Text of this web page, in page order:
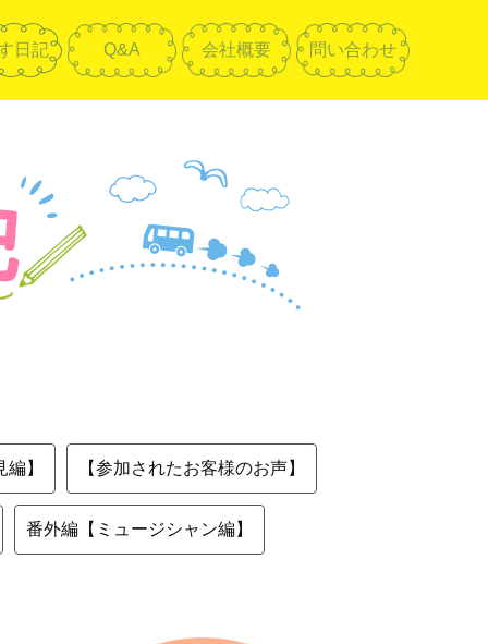
日記 Q&A 会社概要 問い合わせ
】 【参加されたお客様のお声】
番外編【ミュージシャン編】